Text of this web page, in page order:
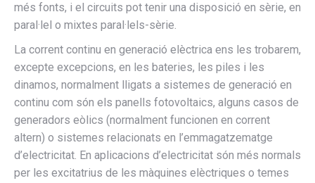
més fonts, i el circuits pot tenir una disposició en sèrie, en
paral·lel o mixtes paral·lels-sèrie.
La corrent continu en generació elèctrica ens les trobarem,
excepte excepcions, en les bateries, les piles i les
dinamos, normalment lligats a sistemes de generació en
continu com són els panells fotovoltaics, alguns casos de
generadors eòlics (normalment funcionen en corrent
altern) o sistemes relacionats en l’emmagatzematge
d’electricitat. En aplicacions d’electricitat són més normals
per les excitatrius de les màquines elèctriques o temes